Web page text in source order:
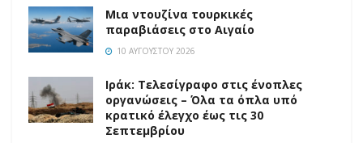
Μια ντουζίνα τουρκικές
παραβιάσεις στο Αιγαίο
10 ΑΥΓΟΎΣΤΟΥ 2026
Ιράκ: Τελεσίγραφο στις ένοπλες
οργανώσεις – Όλα τα όπλα υπό
κρατικό έλεγχο έως τις 30
Σεπτεμβρίου